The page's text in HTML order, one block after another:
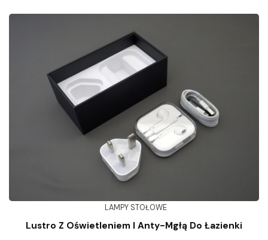
LAMPY STOŁOWE
Lustro Z Oświetleniem I Anty-Mgłą Do Łazienki